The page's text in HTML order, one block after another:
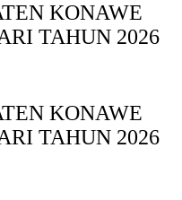
KONAWE
TAHUN 2026
KONAWE
TAHUN 2026